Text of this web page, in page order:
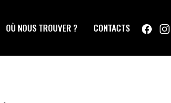
OÙ NOUS TROUVER ? CONTACTS